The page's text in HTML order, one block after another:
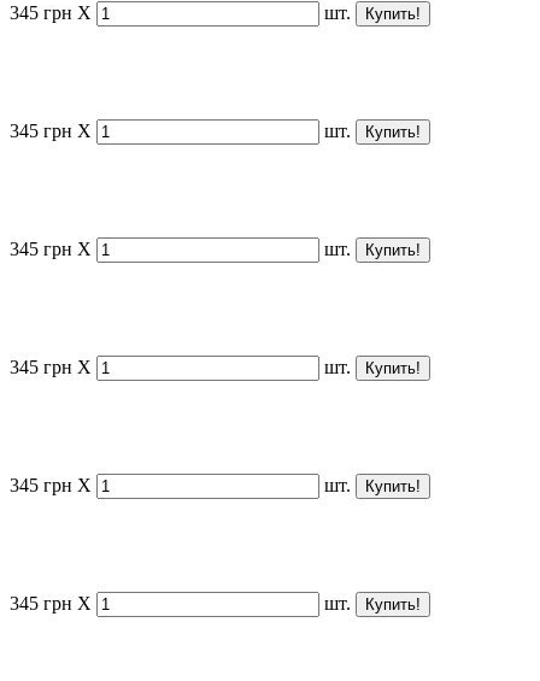
345 грн X шт.
345 грн X шт.
345 грн X шт.
345 грн X шт.
345 грн X шт.
345 грн X шт.